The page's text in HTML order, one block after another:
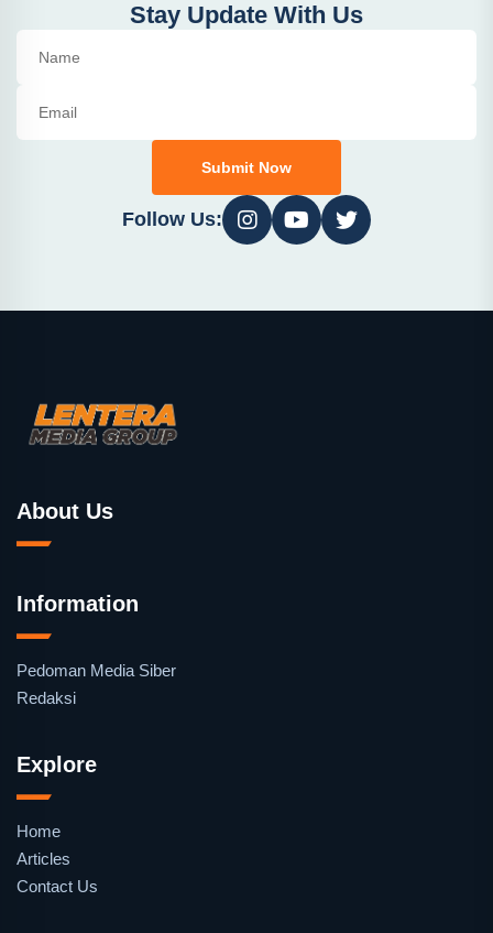
Stay Update With Us
Submit Now
Follow Us:
About Us
Information
Pedoman Media Siber
Redaksi
Explore
Home
Articles
Contact Us